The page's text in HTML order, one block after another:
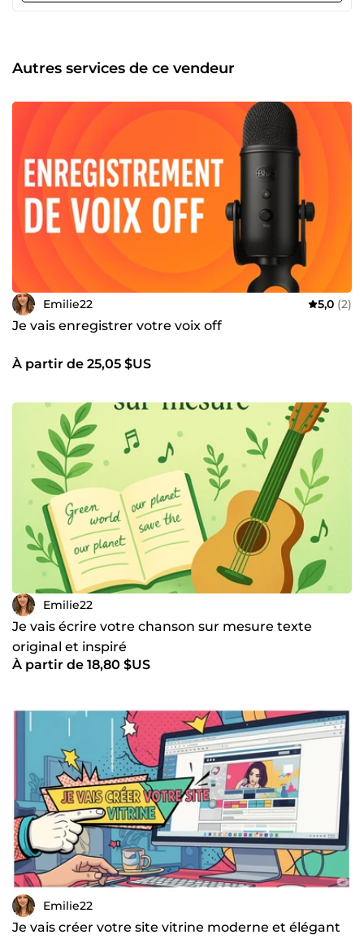
Autres services de ce vendeur
Emilie22 5,0 (2)
Je vais enregistrer votre voix off
À partir de 25,05 $US
Emilie22
Je vais écrire votre chanson sur mesure texte
original et inspiré
À partir de 18,80 $US
Emilie22
Je vais créer votre site vitrine moderne et élégant